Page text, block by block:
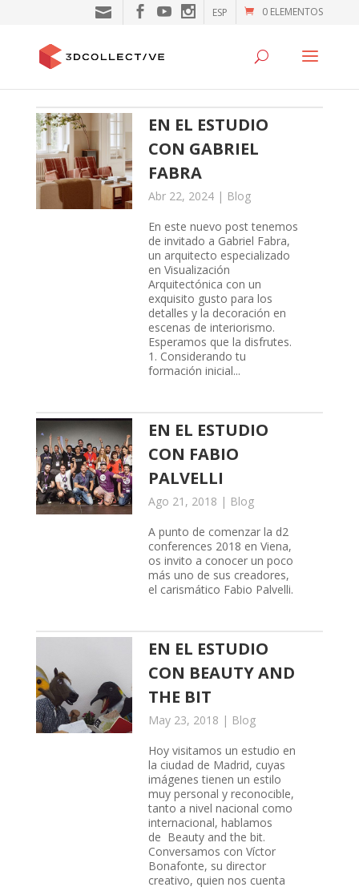
0 ELEMENTOS
ESP
EN EL ESTUDIO
CON GABRIEL
FABRA
Abr 22, 2024| Blog
En este nuevo post tenemos
de invitado a Gabriel Fabra,
un arquitecto especializado
en Visualización
Arquitectónica con un
exquisito gusto para los
detalles y la decoración en
escenas de interiorismo.
Esperamos que la disfrutes.
1. Considerando tu
formación inicial...
EN EL ESTUDIO
CON FABIO
PALVELLI
Ago 21, 2018 | Blog
A punto de comenzar la d2
conferences 2018 en Viena,
os invito a conocer un poco
más uno de sus creadores,
el carismático Fabio Palvelli.
EN EL ESTUDIO
CON BEAUTY AND
THE BIT
May 23, 2018 | Blog
Hoy visitamos un estudio en
la ciudad de Madrid, cuyas
imágenes tienen un estilo
muy personal y reconocible,
tanto a nivel nacional como
internacional, hablamos
de Beauty and the bit.
Conversamos con Víctor
Bonafonte, su director
creativo, quien nos cuenta